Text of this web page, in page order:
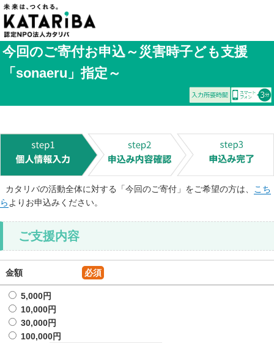
今回のご寄付お申込～災害時子ども支援
「sonaeru」指定～
カタリバの活動全体に対する「今回のご寄付」をご希望の方は、
こち
ら よりお申込みください。
ご支援内容
金額 必須
5,000円
10,000円
30,000円
100,000円